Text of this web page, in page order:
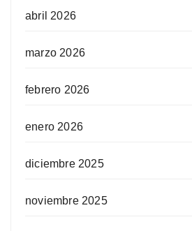
abril 2026
marzo 2026
febrero 2026
enero 2026
diciembre 2025
noviembre 2025